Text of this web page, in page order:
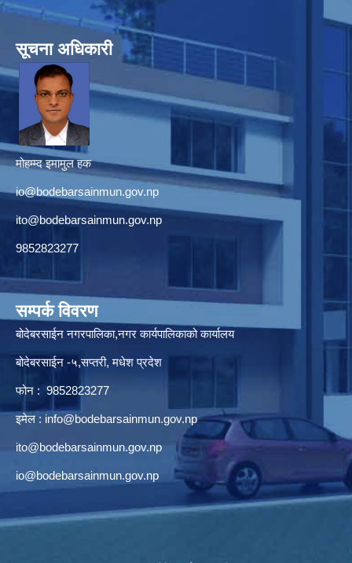
सूचना अधिकारी
मोहम्म्द इमामुल हक
io@bodebarsainmun.gov.np
ito@bodebarsainmun.gov.np
9852823277
सम्पर्क विवरण
बोदेबरसाईन नगरपालिका,नगर कार्यपालिकाको कार्यालय
बोदेबरसाईन -५,सप्तरी, मधेश प्रदेश
फोन : 9852823277
इमेल : info@bodebarsainmun.gov.np
ito@bodebarsainmun.gov.np
io@bodebarsainmun.gov.np